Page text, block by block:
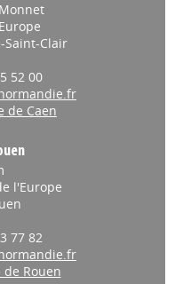
Saint-Clair
52 00
de Caen
l'Europe
77 82
Rouen